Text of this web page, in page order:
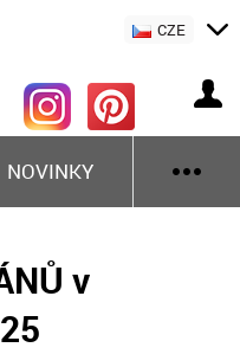
NOVINKY
CZE
v